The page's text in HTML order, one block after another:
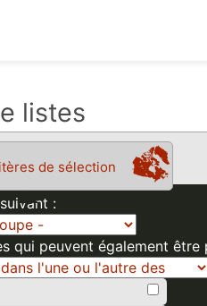
listes
de sélection
:
qui peuvent également